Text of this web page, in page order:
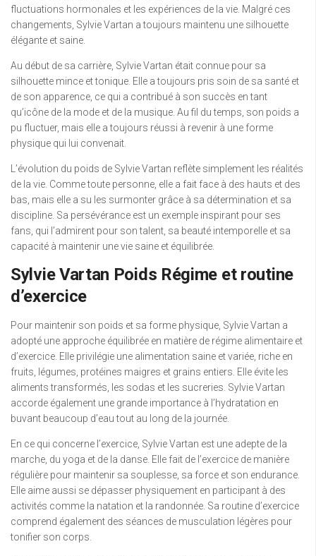
fluctuations hormonales et les expériences de la vie. Malgré ces
changements, Sylvie Vartan a toujours maintenu une silhouette
élégante et saine.
Au début de sa carrière, Sylvie Vartan était connue pour sa
silhouette mince et tonique. Elle a toujours pris soin de sa santé et
de son apparence, ce qui a contribué à son succès en tant
qu’icône de la mode et de la musique. Au fil du temps, son poids a
pu fluctuer, mais elle a toujours réussi à revenir à une forme
physique qui lui convenait.
L’évolution du poids de Sylvie Vartan reflète simplement les réalités
de la vie. Comme toute personne, elle a fait face à des hauts et des
bas, mais elle a su les surmonter grâce à sa détermination et sa
discipline. Sa persévérance est un exemple inspirant pour ses
fans, qui l’admirent pour son talent, sa beauté intemporelle et sa
capacité à maintenir une vie saine et équilibrée.
Sylvie Vartan Poids Régime et routine
d’exercice
Pour maintenir son poids et sa forme physique, Sylvie Vartan a
adopté une approche équilibrée en matière de régime alimentaire et
d’exercice. Elle privilégie une alimentation saine et variée, riche en
fruits, légumes, protéines maigres et grains entiers. Elle évite les
aliments transformés, les sodas et les sucreries. Sylvie Vartan
accorde également une grande importance à l’hydratation en
buvant beaucoup d’eau tout au long de la journée.
En ce qui concerne l’exercice, Sylvie Vartan est une adepte de la
marche, du yoga et de la danse. Elle fait de l’exercice de manière
régulière pour maintenir sa souplesse, sa force et son endurance.
Elle aime aussi se dépasser physiquement en participant à des
activités comme la natation et la randonnée. Sa routine d’exercice
comprend également des séances de musculation légères pour
tonifier son corps.